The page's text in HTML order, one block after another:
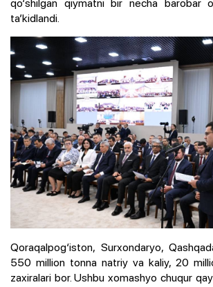
ta’kidlandi.
Qoraqalpog‘iston, Surxondaryo,
550 million tonna natriy va kaliy, 20
zaxiralari bor. Ushbu xomashyo chuqur